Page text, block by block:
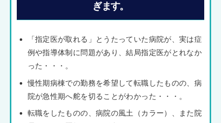
ぎます。
「指定医が取れる」とうたっていた病院が、実は症
例や指導体制に問題があり、結局指定医がとれなか
った・・・。
慢性期病棟での勤務を希望して転職したものの、病
院が急性期へ舵を切ることがわかった・・・。
転職をしたものの、病院の風土（カラー）、また院